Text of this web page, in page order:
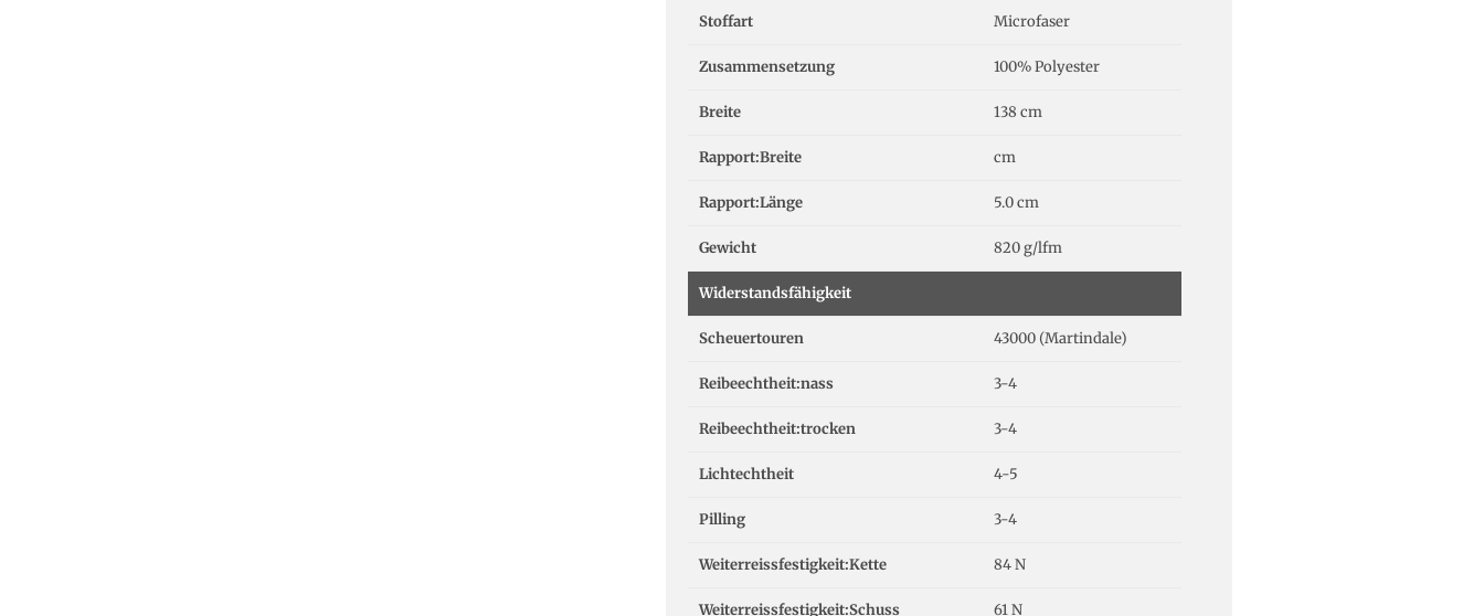
Stoffart Microfaser
Zusammensetzung 100% Polyester
Breite 138 cm
Rapport:Breite cm
Rapport:Länge 5.0 cm
Gewicht 820 g/lfm
Widerstandsfähigkeit
Scheuertouren 43000 (Martindale)
Reibeechtheit:nass 3-4
Reibeechtheit:trocken 3-4
Lichtechtheit 4-5
Pilling 3-4
Weiterreissfestigkeit:Kette 84 N
Weiterreissfestigkeit:Schuss 61 N